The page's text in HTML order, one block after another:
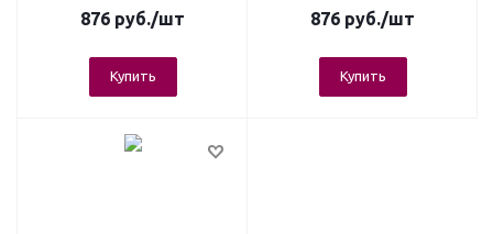
ЖЕМЧУЖНЫЙ
876 руб./шт
Купить
876 руб./шт
Купить